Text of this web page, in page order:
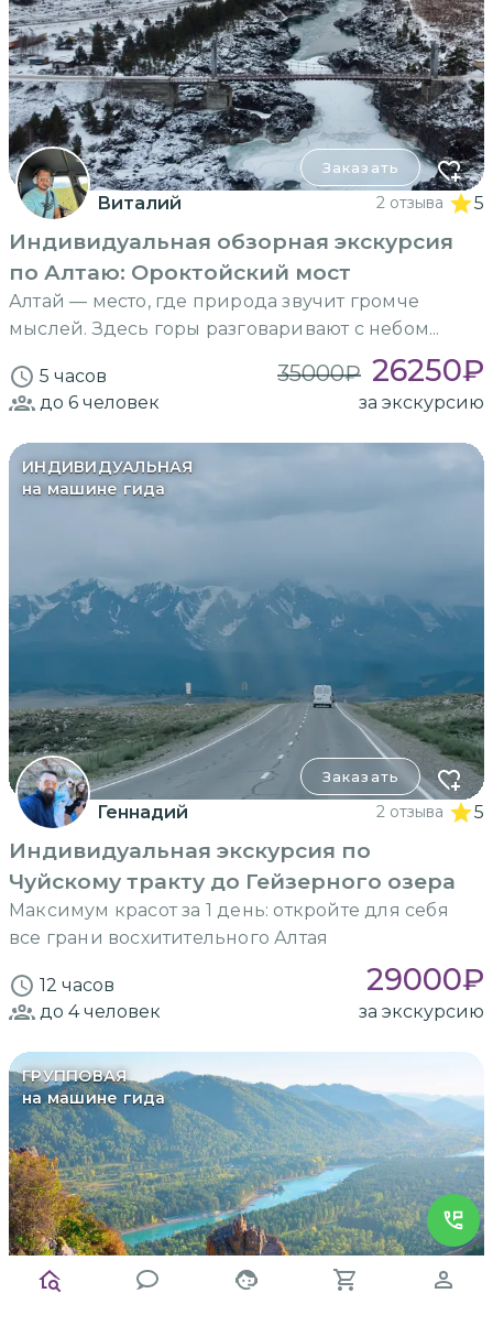
Заказать
Виталий 2 отзыва 5
Индивидуальная обзорная экскурсия
по Алтаю: Ороктойский мост
Алтай — место, где природа звучит громче
мыслей. Здесь горы разговаривают с небом...
5 часов 35000₽ 26250₽
до 6 человек за экскурсию
ИНДИВИДУАЛЬНАЯ
на машине гида
Заказать
Геннадий 2 отзыва 5
Индивидуальная экскурсия по
Чуйскому тракту до Гейзерного озера
Максимум красот за 1 день: откройте для себя
все грани восхитительного Алтая
12 часов 29000₽
до 4человек за экскурсию
ГРУППОВАЯ
на машине гида